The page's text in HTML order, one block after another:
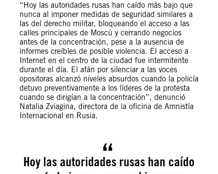
“Hoy las autoridades rusas han caído más bajo que
nunca al imponer medidas de seguridad similares a
las del derecho militar, bloqueando el acceso a las
calles principales de Moscú y cerrando negocios
antes de la concentración, pese a la ausencia de
informes creíbles de posible violencia. El acceso a
Internet en el centro de la ciudad fue intermitente
durante el día. El afán por silenciar a las voces
opositoras alcanzó niveles absurdos cuando la policía
detuvo preventivamente a los líderes de la protesta
cuando se dirigían a la concentración”, denunció
Natalia Zviagina, directora de la oficina de Amnistía
Internacional en Rusia.
Hoy las autoridades rusas han caído